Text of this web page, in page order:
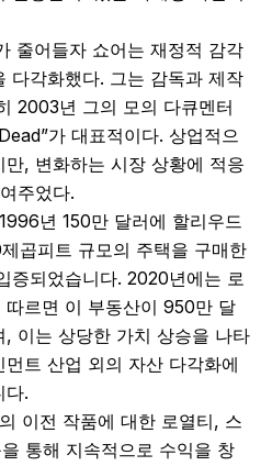
줄어들자 쇼어는 재정적 감각
다각화했다. 그는 감독과 제작
2003년 그의 모의 다큐멘터
가 대표적이다. 상업적으
, 변화하는 시장 상황에 적응
주었다.
년 150만 달러에 할리우드
곱피트 규모의 주택을 구매한
증되었습니다. 2020년에는 로
따르면 이 부동산이 950만 달
, 이는 상당한 가치 상승을 나타
트 산업 외의 자산 다각화에
다.
이전 작품에 대한 로열티, 스
통해 지속적으로 수익을 창